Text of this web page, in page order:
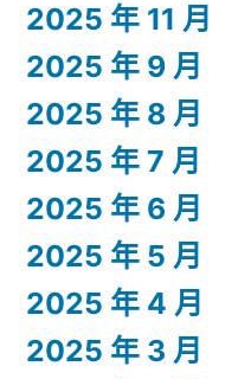
2025 年 11 月
2025 年 9 月
2025 年 8 月
2025 年 7 月
2025 年 6 月
2025 年 5 月
2025 年 4 月
2025 年 3 月